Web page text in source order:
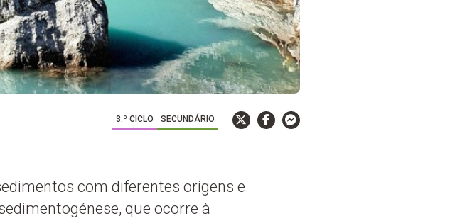
3.º CICLO SECUNDÁRIO
com diferentes origens e
que ocorre à